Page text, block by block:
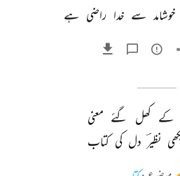
خوشامد سے خدا راضی ہے
کے کھل گئے معنی
نظیرؔ دل کی کتاب